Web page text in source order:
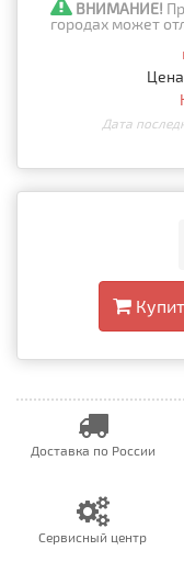
ВНИМАНИЕ!
городах может
Дата
Доставка по России
Сервисный центр